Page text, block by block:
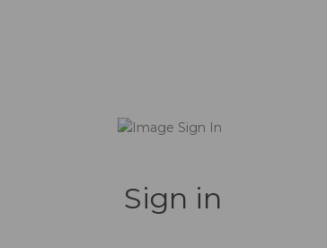
Sign in